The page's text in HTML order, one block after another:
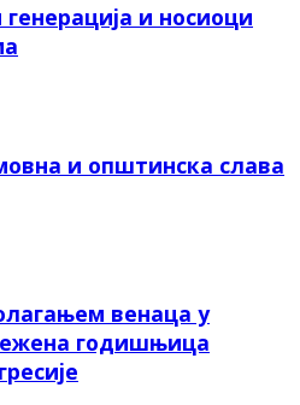
и носиоци
и општинска слава
венаца у
годишњица